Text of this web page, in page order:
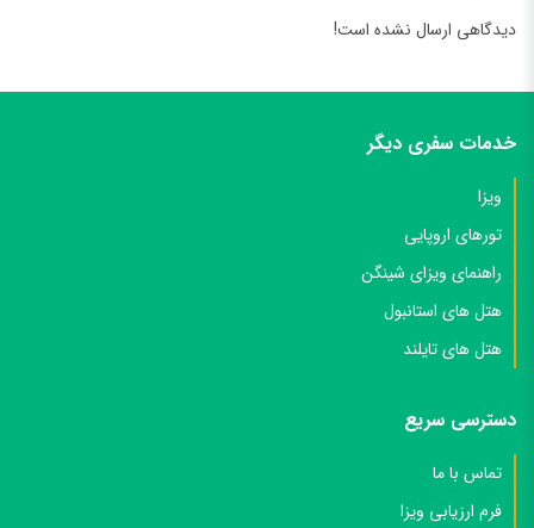
دیدگاهی ارسال نشده است!
خدمات سفری دیگر
ویزا
تورهای اروپایی
راهنمای ویزای شینگن
هتل های استانبول
هتل های تایلند
دسترسی سریع
تماس با ما
فرم ارزیابی ویزا